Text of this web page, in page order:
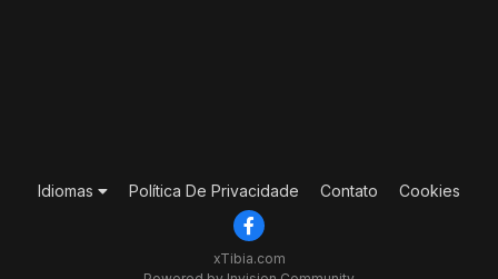
Idiomas Política De Privacidade Contato Cookies
xTibia.com